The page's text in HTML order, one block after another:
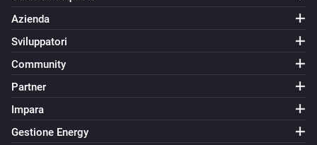
Azienda
Sviluppatori
Community
Partner
Impara
Gestione Energy